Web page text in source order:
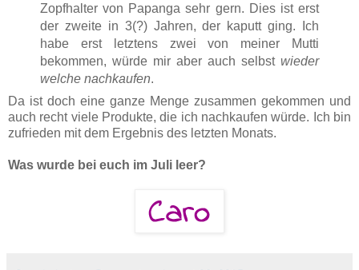
Zopfhalter von Papanga sehr gern. Dies ist erst
der zweite in 3(?) Jahren, der kaputt ging. Ich
habe erst letztens zwei von meiner Mutti
bekommen, würde mir aber auch selbstwieder
welche nachkaufen.
Da ist doch eine ganze Menge zusammen gekommen und
auch recht viele Produkte, die ich nachkaufen würde. Ich bin
zufrieden mit dem Ergebnis des letzten Monats.
Was wurde bei euch im Juli leer?